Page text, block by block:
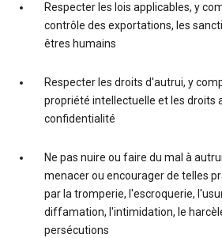
Respecter les lois applicables, y
contrôle des exportations, les
êtres humains
Respecter les droits d'autrui, y
propriété intellectuelle et les droits
confidentialité
Ne pas nuire ou faire du mal à
menacer ou encourager de telles
par la tromperie, l'escroquerie,
diffamation, l'intimidation, le
persécutions